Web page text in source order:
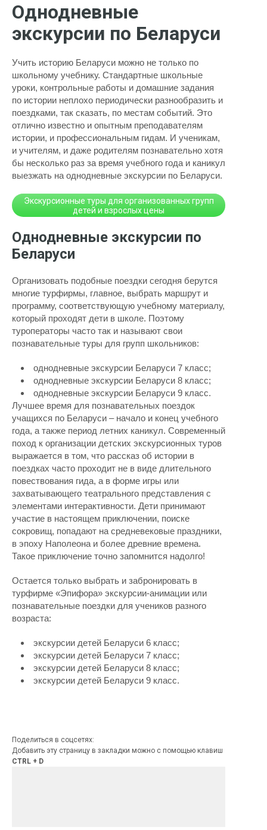
Однодневные
экскурсии по Беларуси
Учить историю Беларуси можно не только по
школьному учебнику. Стандартные школьные
уроки, контрольные работы и домашние задания
по истории неплохо периодически разнообразить и
поездками, так сказать, по местам событий. Это
отлично известно и опытным преподавателям
истории, и профессиональным гидам. И ученикам,
и учителям, и даже родителям познавательно хотя
бы несколько раз за время учебного года и каникул
выезжать на однодневные экскурсии по Беларуси.
Экскурсионные туры для организованных групп
детей и взрослых цены
Однодневные экскурсии по
Беларуси
Организовать подобные поездки сегодня берутся
многие турфирмы, главное, выбрать маршрут и
программу, соответствующую учебному материалу,
который проходят дети в школе. Поэтому
туроператоры часто так и называют свои
познавательные туры для групп школьников:
однодневные экскурсии Беларуси 7 класс;
однодневные экскурсии Беларуси 8 класс;
однодневные экскурсии Беларуси 9 класс.
Лучшее время для познавательных поездок
учащихся по Беларуси – начало и конец учебного
года, а также период летних каникул. Современный
поход к организации детских экскурсионных туров
выражается в том, что рассказ об истории в
поездках часто проходит не в виде длительного
повествования гида, а в форме игры или
захватывающего театрального представления с
элементами интерактивности. Дети принимают
участие в настоящем приключении, поиске
сокровищ, попадают на средневековые праздники,
в эпоху Наполеона и более древние времена.
Такое приключение точно запомнится надолго!
Остается только выбрать и забронировать в
турфирме «Эпифора» экскурсии-анимации или
познавательные поездки для учеников разного
возраста:
экскурсии детей Беларуси 6 класс;
экскурсии детей Беларуси 7 класс;
экскурсии детей Беларуси 8 класс;
экскурсии детей Беларуси 9 класс.
Поделиться в соцсетях:
Добавить эту страницу в закладки можно с помощью клавиш
CTRL + D